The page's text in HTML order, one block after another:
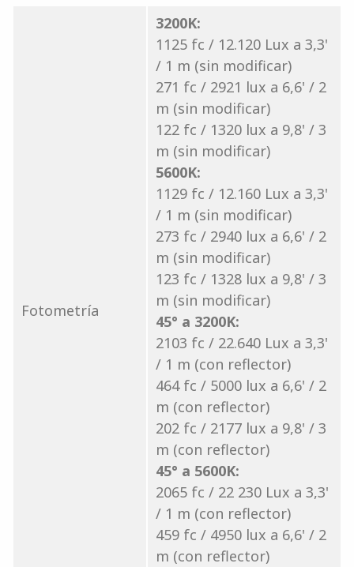
Fotometría
3200K:
1125 fc / 12.120 Lux a 3,3'
/ 1 m (sin modificar)
271 fc / 2921 lux a 6,6' / 2
m (sin modificar)
122 fc / 1320 lux a 9,8' / 3
m (sin modificar)
5600K:
1129 fc / 12.160 Lux a 3,3'
/ 1 m (sin modificar)
273 fc / 2940 lux a 6,6' / 2
m (sin modificar)
123 fc / 1328 lux a 9,8' / 3
m (sin modificar)
45° a 3200K:
2103 fc / 22.640 Lux a 3,3'
/ 1 m (con reflector)
464 fc / 5000 lux a 6,6' / 2
m (con reflector)
202 fc / 2177 lux a 9,8' / 3
m (con reflector)
45° a 5600K:
2065 fc / 22 230 Lux a 3,3'
/ 1 m (con reflector)
459 fc / 4950 lux a 6,6' / 2
m (con reflector)